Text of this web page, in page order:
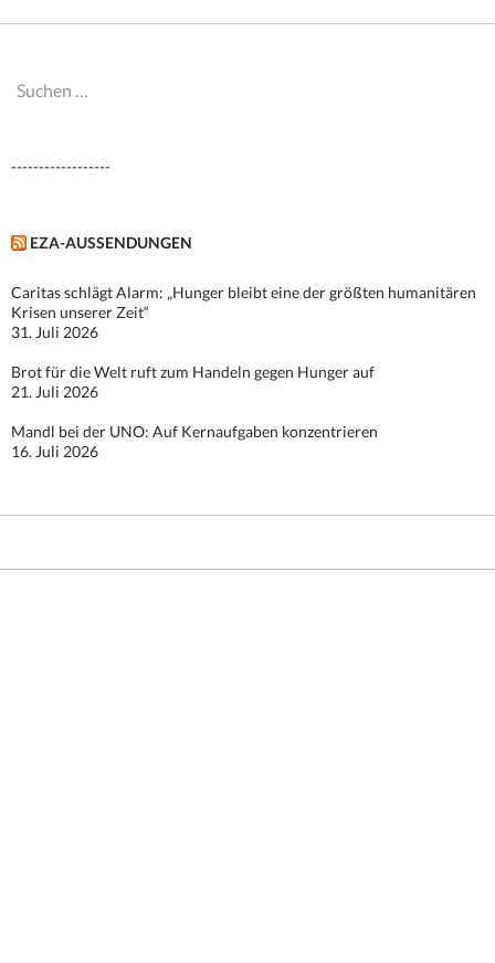
Suchen
------------------
EZA-AUSSENDUNGEN
Caritas schlägt Alarm: „Hunger bleibt eine der größten humanitären
Krisen unserer Zeit“
31. Juli 2026
Brot für die Welt ruft zum Handeln gegen Hunger auf
21. Juli 2026
Mandl bei der UNO: Auf Kernaufgaben konzentrieren
16. Juli 2026